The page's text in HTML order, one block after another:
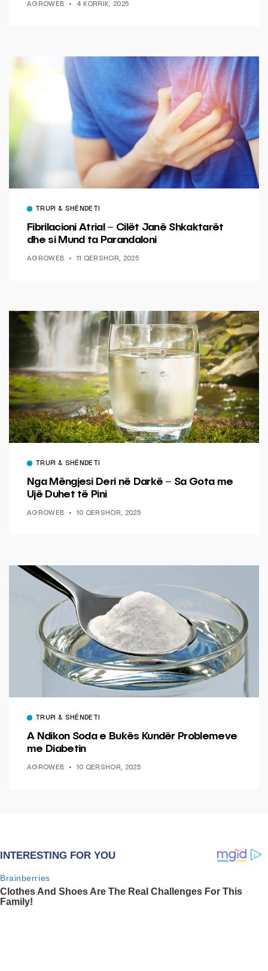
AGROWEB 4 KORRIK, 2025
TRUPI & SHËNDETI
Fibrilacioni Atrial – Cilët Janë Shkaktarët
dhe si Mund ta Parandaloni
AGROWEB 11 QERSHOR, 2025
TRUPI & SHËNDETI
Nga Mëngjesi Deri në Darkë – Sa Gota me
Ujë Duhet të Pini
AGROWEB 10 QERSHOR, 2025
TRUPI & SHËNDETI
A Ndikon Soda e Bukës Kundër Problemeve
me Diabetin
AGROWEB 10 QERSHOR, 2025